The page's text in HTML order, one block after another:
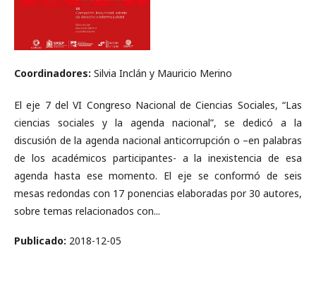
Coordinadores: Silvia Inclán y Mauricio Merino
El eje 7 del VI Congreso Nacional de Ciencias Sociales, “Las
ciencias sociales y la agenda nacional”, se dedicó a la
discusión de la agenda nacional anticorrupción o –en palabras
de los académicos participantes- a la inexistencia de esa
agenda hasta ese momento. El eje se conformó de seis
mesas redondas con 17 ponencias elaboradas por 30 autores,
sobre temas relacionados con...
Publicado: 2018-12-05